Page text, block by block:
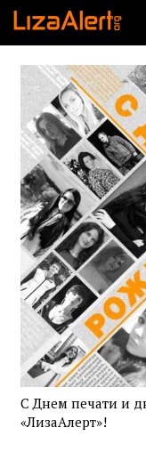
С Днем печати и
«ЛизаАлерт»!